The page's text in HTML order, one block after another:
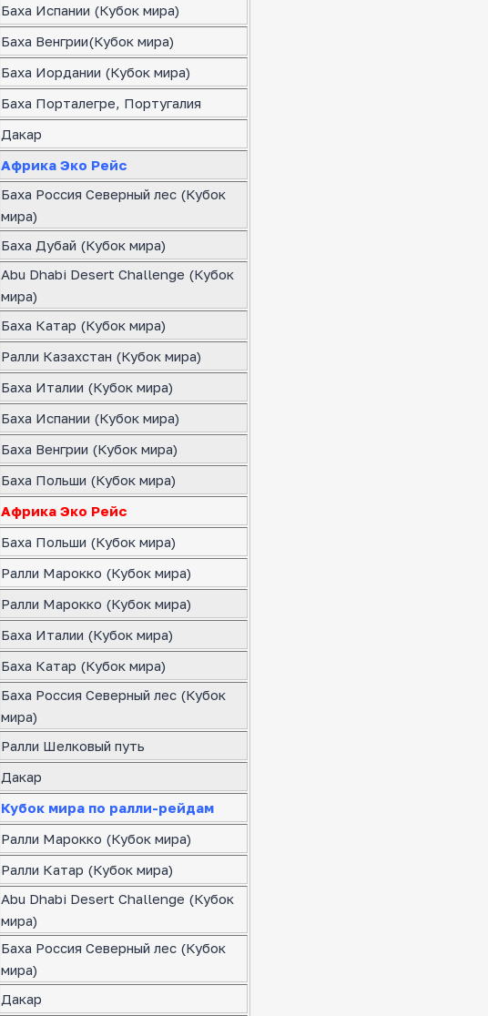
Баха Испании (Кубок мира)
Баха Венгрии(Кубок мира)
Баха Иордании (Кубок мира)
Баха Порталегре, Португалия
Дакар
Африка Эко Рейс
Баха Россия Северный лес (Кубок
мира)
Баха Дубай (Кубок мира)
Abu Dhabi Desert Challenge (Кубок
мира)
Баха Катар (Кубок мира)
Ралли Казахстан (Кубок мира)
Баха Италии (Кубок мира)
Баха Испании (Кубок мира)
Баха Венгрии (Кубок мира)
Баха Польши (Кубок мира)
Африка Эко Рейс
Баха Польши (Кубок мира)
Ралли Марокко (Кубок мира)
Ралли Марокко (Кубок мира)
Баха Италии (Кубок мира)
Баха Катар (Кубок мира)
Баха Россия Северный лес (Кубок
мира)
Ралли Шелковый путь
Дакар
Кубок мира по ралли-рейдам
Ралли Марокко (Кубок мира)
Ралли Катар (Кубок мира)
Abu Dhabi Desert Challenge (Кубок
мира)
Баха Россия Северный лес (Кубок
мира)
Дакар